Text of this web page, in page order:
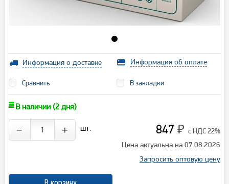
Информация о доставке Информация об оплате
Сравнить В закладки
В наличии (2 дня)
− + шт. 847 ₽ с НДС 22%
Цена актуальна на 07.08.2026
Запросить оптовую цену